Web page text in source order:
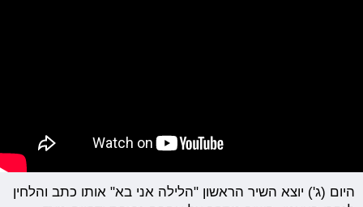
היום (ג') יוצא השיר הראשון "הלילה אני בא" אותו כתב והלחין